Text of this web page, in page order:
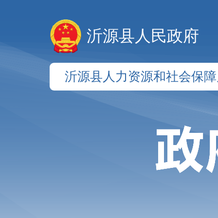
沂源县人民政府
沂源县人力资源和社会保